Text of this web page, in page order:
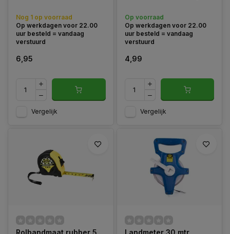
Nog 1 op voorraad
Op werkdagen voor 22.00
uur besteld = vandaag
verstuurd
6,95
Vergelijk
montage.
Op voorraad
Op werkdagen voor 22.00
uur besteld = vandaag
verstuurd
4,99
Vergelijk
Rolbandmaat rubber 5 Landmeter 30 mtr